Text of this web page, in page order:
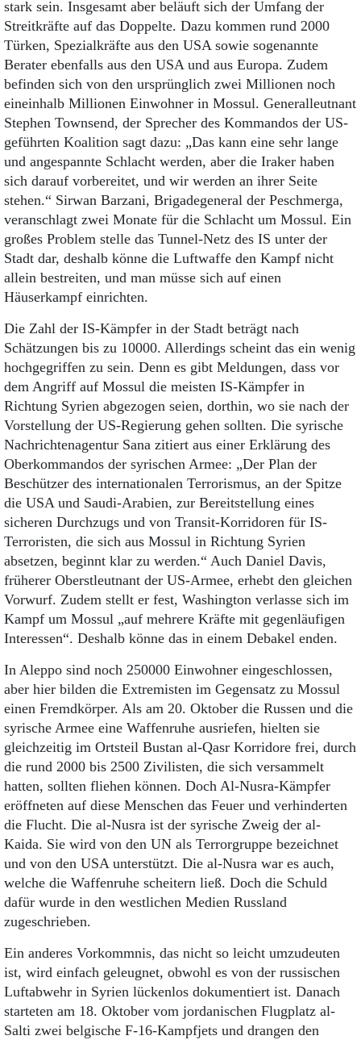
stark sein. Insgesamt aber beläuft sich der Umfang der
Streitkräfte auf das Doppelte. Dazu kommen rund 2000
Türken, Spezialkräfte aus den USA sowie sogenannte
Berater ebenfalls aus den USA und aus Europa. Zudem
befinden sich von den ursprünglich zwei Millionen noch
eineinhalb Millionen Einwohner in Mossul. Generalleutnant
Stephen Townsend, der Sprecher des Kommandos der US-
geführten Koalition sagt dazu: „Das kann eine sehr lange
und angespannte Schlacht werden, aber die Iraker haben
sich darauf vorbereitet, und wir werden an ihrer Seite
stehen.“ Sirwan Barzani, Brigadegeneral der Peschmerga,
veranschlagt zwei Monate für die Schlacht um Mossul. Ein
großes Problem stelle das Tunnel-Netz des IS unter der
Stadt dar, deshalb könne die Luftwaffe den Kampf nicht
allein bestreiten, und man müsse sich auf einen
Häuserkampf einrichten.
Die Zahl der IS-Kämpfer in der Stadt beträgt nach
Schätzungen bis zu 10000. Allerdings scheint das ein wenig
hochgegriffen zu sein. Denn es gibt Meldungen, dass vor
dem Angriff auf Mossul die meisten IS-Kämpfer in
Richtung Syrien abgezogen seien, dorthin, wo sie nach der
Vorstellung der US-Regierung gehen sollten. Die syrische
Nachrichtenagentur Sana zitiert aus einer Erklärung des
Oberkommandos der syrischen Armee: „Der Plan der
Beschützer des internationalen Terrorismus, an der Spitze
die USA und Saudi-Arabien, zur Bereitstellung eines
sicheren Durchzugs und von Transit-Korridoren für IS-
Terroristen, die sich aus Mossul in Richtung Syrien
absetzen, beginnt klar zu werden.“ Auch Daniel Davis,
früherer Oberstleutnant der US-Armee, erhebt den gleichen
Vorwurf. Zudem stellt er fest, Washington verlasse sich im
Kampf um Mossul „auf mehrere Kräfte mit gegenläufigen
Interessen“. Deshalb könne das in einem Debakel enden.
In Aleppo sind noch 250000 Einwohner eingeschlossen,
aber hier bilden die Extremisten im Gegensatz zu Mossul
einen Fremdkörper. Als am 20. Oktober die Russen und die
syrische Armee eine Waffenruhe ausriefen, hielten sie
gleichzeitig im Ortsteil Bustan al-Qasr Korridore frei, durch
die rund 2000 bis 2500 Zivilisten, die sich versammelt
hatten, sollten fliehen können. Doch Al-Nusra-Kämpfer
eröffneten auf diese Menschen das Feuer und verhinderten
die Flucht. Die al-Nusra ist der syrische Zweig der al-
Kaida. Sie wird von den UN als Terrorgruppe bezeichnet
und von den USA unterstützt. Die al-Nusra war es auch,
welche die Waffenruhe scheitern ließ. Doch die Schuld
dafür wurde in den westlichen Medien Russland
zugeschrieben.
Ein anderes Vorkommnis, das nicht so leicht umzudeuten
ist, wird einfach geleugnet, obwohl es von der russischen
Luftabwehr in Syrien lückenlos dokumentiert ist. Danach
starteten am 18. Oktober vom jordanischen Flugplatz al-
Salti zwei belgische F-16-Kampfjets und drangen den